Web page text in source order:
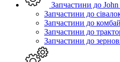
Запчастини до John
Запчастини до
Запчастини до
Запчастини до
Запчастини до